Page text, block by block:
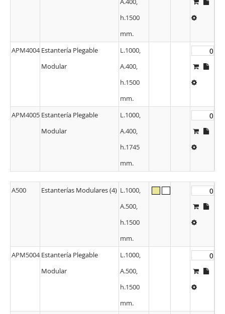
h.1500
mm.
APM4004 Estantería Plegable
Modular
L.1000,
A.400,
h.1500
mm.
APM4005 Estantería Plegable
Modular
L.1000,
A.400,
h.1745
mm.
A500 Estanterías Modulares (4) L.1000,
A.500,
h.1500
mm.
APM5004 Estantería Plegable
Modular
L.1000,
A.500,
h.1500
mm.